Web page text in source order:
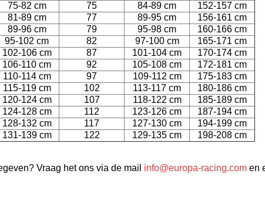
75-82 cm 75 84-89 cm
152-157 cm
81-89 cm 77 89-95 cm
156-161 cm
89-96 cm 79 95-98 cm
160-166 cm
95-102 cm 82 97-100 cm
165-171 cm
102-106 cm 87 101-104 cm
170-174 cm
106-110 cm 92 105-108 cm
172-181 cm
110-114 cm 97 109-112 cm
175-183 cm
115-119 cm 102 113-117 cm
180-186 cm
120-124 cm 107 118-122 cm
185-189 cm
124-128 cm 112 123-126 cm
187-194 cm
128-132 cm 117 127-130 cm
194-199 cm
131-139 cm 122 129-135 cm 198-208 cm
Vraag het ons via de mail info@europa-racing.com en